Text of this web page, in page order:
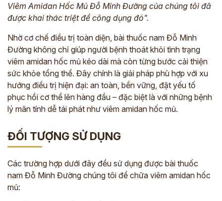
Viêm Amidan Hốc Mủ Đỗ Minh Đường của chúng tôi đã
được khai thác triệt để công dụng đó".
Nhờ cơ chế điều trị toàn diện, bài thuốc nam Đỗ Minh
Đường không chỉ giúp người bệnh thoát khỏi tình trạng
viêm amidan hốc mủ kéo dài mà còn từng bước cải thiện
sức khỏe tổng thể. Đây chính là giải pháp phù hợp với xu
hướng điều trị hiện đại: an toàn, bền vững, đặt yếu tố
phục hồi cơ thể lên hàng đầu – đặc biệt là với những bệnh
lý mãn tính dễ tái phát như viêm amidan hốc mủ.
ĐỐI TƯỢNG SỬ DỤNG
Các trường hợp dưới đây đều sử dụng được bài thuốc
nam Đỗ Minh Đường chúng tôi để chữa viêm amidan hốc
mủ: